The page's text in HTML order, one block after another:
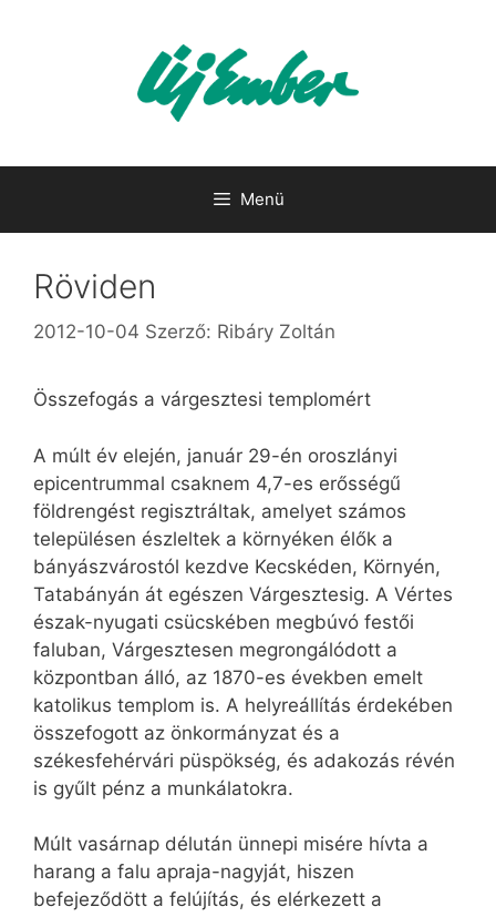
Menü
Röviden
2012-10-04 Szerző: Ribáry Zoltán
Összefogás a várgesztesi templomért
A múlt év elején, január 29-én oroszlányi
epicentrummal csaknem 4,7-es erősségű
földrengést regisztráltak, amelyet számos
településen észleltek a környéken élők a
bányászvárostól kezdve Kecskéden, Környén,
Tatabányán át egészen Várgesztesig. A Vértes
észak-nyugati csücskében megbúvó festői
faluban, Várgesztesen megrongálódott a
központban álló, az 1870-es években emelt
katolikus templom is. A helyreállítás érdekében
összefogott az önkormányzat és a
székesfehérvári püspökség, és adakozás révén
is gyűlt pénz a munkálatokra.
Múlt vasárnap délután ünnepi misére hívta a
harang a falu apraja-nagyját, hiszen
befejeződött a felújítás, és elérkezett a